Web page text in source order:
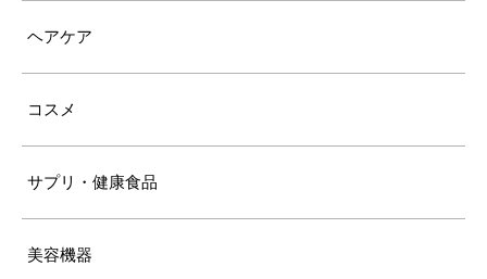
ヘアケア
コスメ
サプリ・健康食品
美容機器